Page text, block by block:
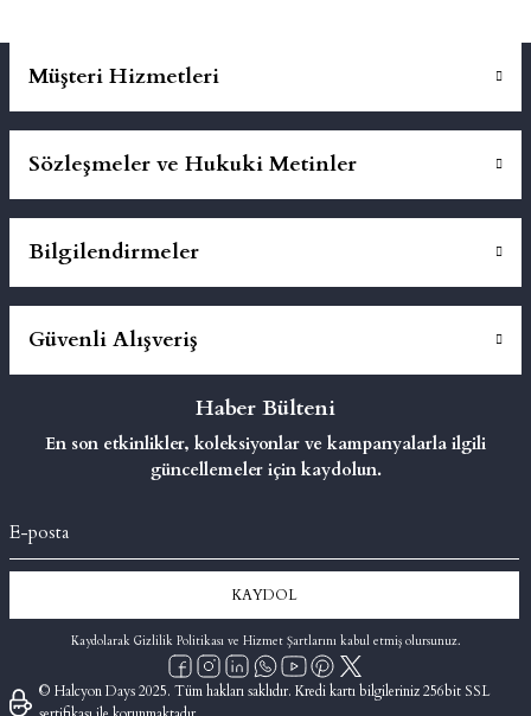
Müşteri Hizmetleri
Sözleşmeler ve Hukuki Metinler
Bilgilendirmeler
Güvenli Alışveriş
Haber Bülteni
En son etkinlikler, koleksiyonlar ve kampanyalarla ilgili
güncellemeler için kaydolun.
KAYDOL
Kaydolarak Gizlilik Politikası ve Hizmet Şartlarını kabul etmiş olursunuz.
© Halcyon Days 2025. Tüm hakları saklıdır. Kredi kartı bilgileriniz 256bit SSL